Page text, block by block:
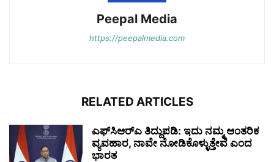
Peepal Media
https://peepalmedia.com
RELATED ARTICLES
ಎಫ್‌ಸಿಆರ್‌ಎ ತಿದ್ದುಪಡಿ: ಇದು ನಮ್ಮ ಆಂತರಿಕ
ವ್ಯವಹಾರ, ನಾವೇ ನೋಡಿಕೊಳ್ಳುತ್ತೇವೆ ಎಂದ
ಭಾರತ